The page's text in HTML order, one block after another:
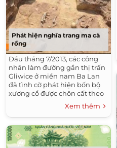
Phát hiện nghĩa trang ma cà
rồng
Đầu tháng 7/2013, các công
nhân làm đường gần thị trấn
Gliwice ở miền nam Ba Lan
đã tình cờ phát hiện bốn bộ
xương cổ được chôn cất theo
tư thế lạ. Những hộp sọ bị cắt
Xem thêm